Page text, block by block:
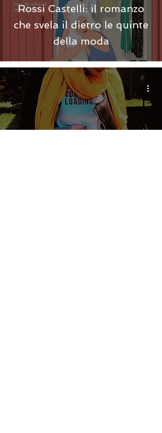
Rossi Castelli: il romanzo
che svela il dietro le quinte
della moda